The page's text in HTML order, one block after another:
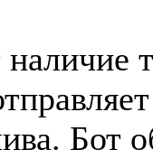
наличие
Бот